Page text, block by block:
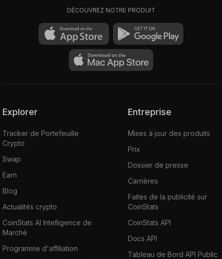
DÉCOUVREZ NOTRE PRODUIT
Explorer
Tracker de Portefeuille
Crypto
Swap
Earn
Blog
Actualités crypto
CoinStats AI Intelligence de
Marché
Programme d'affiliation
Entreprise
Mises à jour des produits
Prix
Dossier de presse
Carrières
Faites de la publicité sur
CoinStats
CoinStats API
Docs API
Tableau de Bord API Public